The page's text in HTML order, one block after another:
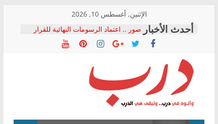
content
الإثنين, أغسطس 10, 2026
صور .. اعتماد الرسومات النهائية للقرار
الوزاري لمدينة الصحفيين.. وانتهاء أعمال
إنشاء المبنى الإداري
حرية تداول المعلومات للبرلمان خلال
الأسبوع الأخير لدور الانعقاد
نقيب الصحفيين يخاطب الوزراء
العام ضد مؤسسات تستغل المتدربين
درب
وأتوه